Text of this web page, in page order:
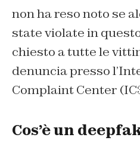
non ha reso noto se
state violate in
chiesto a tutte le
denuncia presso
Complaint Center
Cos’è un